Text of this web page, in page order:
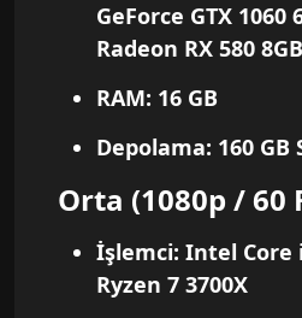
GeForce GTX 1060
Radeon RX 580
RAM: 16 GB
Depolama: 160 GB
Orta (1080p / 60
İşlemci: Intel Core
Ryzen 7 3700X